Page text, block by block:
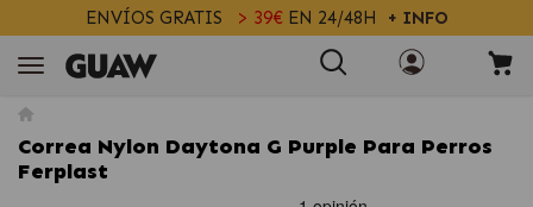
ENVÍOS GRATIS > 39€EN 24/48H + INFO
Correa Nylon Daytona G Purple Para Perros
Ferplast